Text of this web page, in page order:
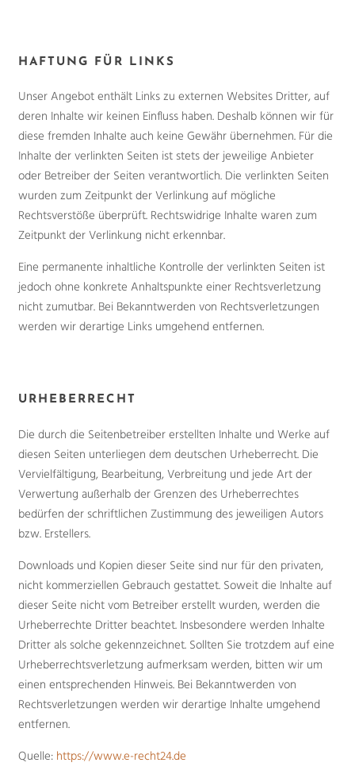
HAFTUNG FÜR LINKS
Unser Angebot enthält Links zu externen Websites Dritter, auf
deren Inhalte wir keinen Einfluss haben. Deshalb können wir für
diese fremden Inhalte auch keine Gewähr übernehmen. Für die
Inhalte der verlinkten Seiten ist stets der jeweilige Anbieter
oder Betreiber der Seiten verantwortlich. Die verlinkten Seiten
wurden zum Zeitpunkt der Verlinkung auf mögliche
Rechtsverstöße überprüft. Rechtswidrige Inhalte waren zum
Zeitpunkt der Verlinkung nicht erkennbar.
Eine permanente inhaltliche Kontrolle der verlinkten Seiten ist
jedoch ohne konkrete Anhaltspunkte einer Rechtsverletzung
nicht zumutbar. Bei Bekanntwerden von Rechtsverletzungen
werden wir derartige Links umgehend entfernen.
URHEBERRECHT
Die durch die Seitenbetreiber erstellten Inhalte und Werke auf
diesen Seiten unterliegen dem deutschen Urheberrecht. Die
Vervielfältigung, Bearbeitung, Verbreitung und jede Art der
Verwertung außerhalb der Grenzen des Urheberrechtes
bedürfen der schriftlichen Zustimmung des jeweiligen Autors
bzw. Erstellers.
Downloads und Kopien dieser Seite sind nur für den privaten,
nicht kommerziellen Gebrauch gestattet. Soweit die Inhalte auf
dieser Seite nicht vom Betreiber erstellt wurden, werden die
Urheberrechte Dritter beachtet. Insbesondere werden Inhalte
Dritter als solche gekennzeichnet. Sollten Sie trotzdem auf eine
Urheberrechtsverletzung aufmerksam werden, bitten wir um
einen entsprechenden Hinweis. Bei Bekanntwerden von
Rechtsverletzungen werden wir derartige Inhalte umgehend
entfernen.
Quelle: https://www.e-recht24.de